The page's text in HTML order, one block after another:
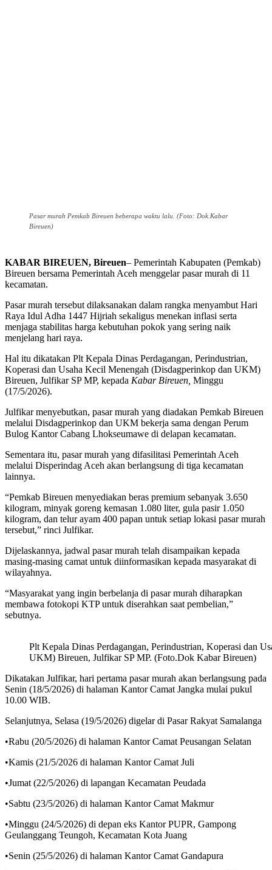
Pasar murah Pemkab Bireuen beberapa waktu lalu. (Foto: Dok.Kabar
Bireuen)
KABAR BIREUEN, Bireuen– Pemerintah Kabupaten (Pemkab)
Bireuen bersama Pemerintah Aceh menggelar pasar murah di 11
kecamatan.
Pasar murah tersebut dilaksanakan dalam rangka menyambut Hari
Raya Idul Adha 1447 Hijriah sekaligus menekan inflasi serta
menjaga stabilitas harga kebutuhan pokok yang sering naik
menjelang hari raya.
Hal itu dikatakan Plt Kepala Dinas Perdagangan, Perindustrian,
Koperasi dan Usaha Kecil Menengah (Disdagperinkop dan UKM)
Bireuen, Julfikar SP MP, kepada Kabar Bireuen, Minggu
(17/5/2026).
Julfikar menyebutkan, pasar murah yang diadakan Pemkab Bireuen
melalui Disdagperinkop dan UKM bekerja sama dengan Perum
Bulog Kantor Cabang Lhokseumawe di delapan kecamatan.
Sementara itu, pasar murah yang difasilitasi Pemerintah Aceh
melalui Disperindag Aceh akan berlangsung di tiga kecamatan
lainnya.
“Pemkab Bireuen menyediakan beras premium sebanyak 3.650
kilogram, minyak goreng kemasan 1.080 liter, gula pasir 1.050
kilogram, dan telur ayam 400 papan untuk setiap lokasi pasar murah
tersebut,” rinci Julfikar.
Dijelaskannya, jadwal pasar murah telah disampaikan kepada
masing-masing camat untuk diinformasikan kepada masyarakat di
wilayahnya.
“Masyarakat yang ingin berbelanja di pasar murah diharapkan
membawa fotokopi KTP untuk diserahkan saat pembelian,”
sebutnya.
Plt Kepala Dinas Perdagangan, Perindustrian, Koperasi dan
UKM) Bireuen, Julfikar SP MP. (Foto.Dok Kabar Bireuen)
Dikatakan Julfikar, hari pertama pasar murah akan berlangsung pada
Senin (18/5/2026) di halaman Kantor Camat Jangka mulai pukul
10.00 WIB.
Selanjutnya, Selasa (19/5/2026) digelar di Pasar Rakyat Samalanga
•Rabu (20/5/2026) di halaman Kantor Camat Peusangan Selatan
•Kamis (21/5/2026 di halaman Kantor Camat Juli
•Jumat (22/5/2026) di lapangan Kecamatan Peudada
•Sabtu (23/5/2026) di halaman Kantor Camat Makmur
•Minggu (24/5/2026) di depan eks Kantor PUPR, Gampong
Geulanggang Teungoh, Kecamatan Kota Juang
•Senin (25/5/2026) di halaman Kantor Camat Gandapura